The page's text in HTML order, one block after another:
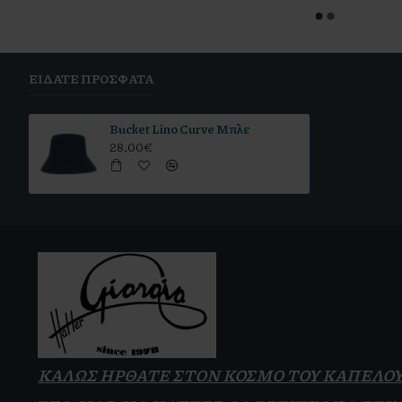
ΕΊΔΑΤΕ ΠΡΌΣΦΑΤΑ
Bucket Lino Curve Μπλε
28,00€
ΚΑΛΩΣ ΗΡΘΑΤΕ ΣΤΟΝ ΚΟΣΜΟ ΤΟΥ